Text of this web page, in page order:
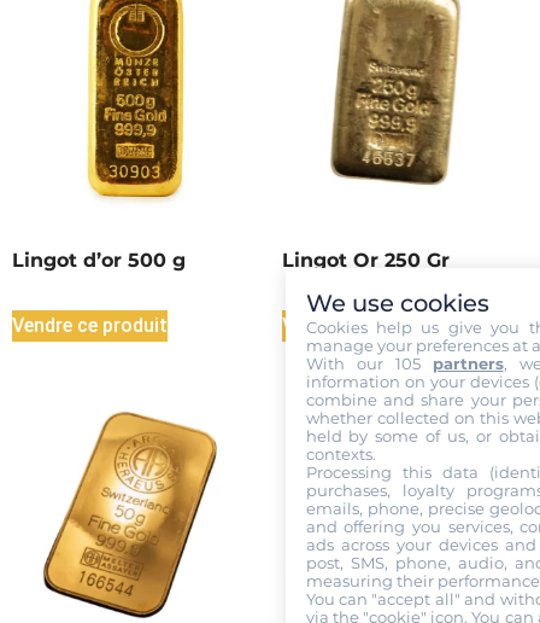
Lingot d’or 500 g
Vendre ce produit
Lingot Or 250 Gr
Vendre ce produit
We use cookies
Cookies help us give you
manage your preferences at
With our 105 partners,
information on your devices
combine and share your
whether collected on this
held by some of us, or
contexts.
Processing this data
purchases, loyalty
emails, phone, precise
and offering you services,
ads across your devices
post, SMS, phone, audio,
measuring their
You can "accept all" and
via the "cookie" icon. You